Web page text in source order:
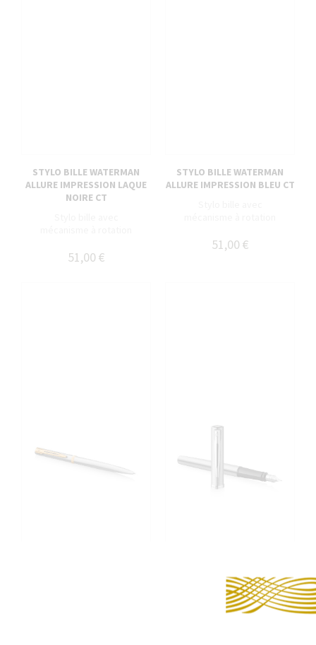
STYLO BILLE WATERMAN
ALLURE IMPRESSION LAQUE
NOIRE CT
51,00 €
STYLO BILLE WATERMAN
ALLURE IMPRESSION BLEU CT
51,00 €